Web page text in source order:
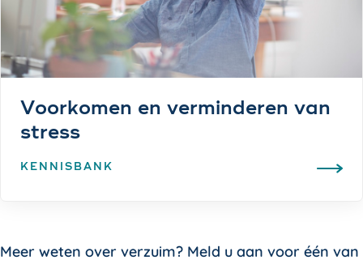
Voorkomen en verminderen van
stress
KENNISBANK
Meer weten over verzuim? Meld u aan voor één van